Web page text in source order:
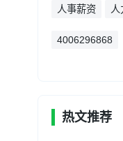
人事薪资
4006296868
热文推荐